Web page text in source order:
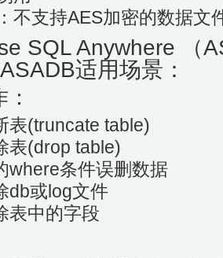
不支持AES加密的数据文
SQL Anywhere （
适用场景：
(truncate table)
(drop table)
条件误删数据
或log文件
中的字段